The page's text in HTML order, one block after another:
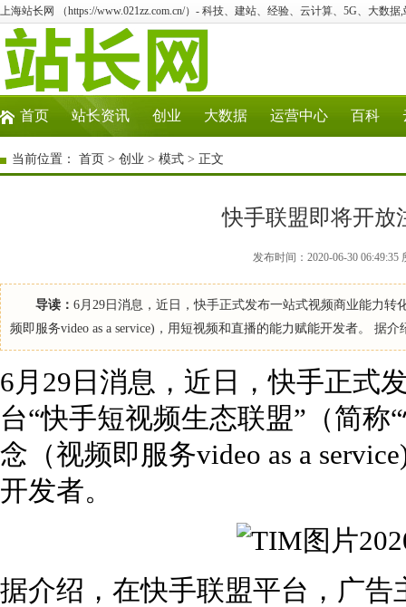
上海站长网 （https://www.021zz.com.cn/）- 科技、建站、经验、云计算、5G、大数据
首页 站长资讯 创业 大数据 运营中心 百科
当前位置： 首页 > 创业 > 模式 > 正文
快手联盟即将开放
发布时间：2020-06-30
导读： 6月29日消息，近日，快手正式发布一站式视频商业能力转
频即服务video as a service)，用短视频和直播的能力赋能开发者。 据
6月29日消息，近日，快手正式
台“快手短视频生态联盟”（简称
念（视频即服务video as a
开发者。
据介绍，在快手联盟平台，广